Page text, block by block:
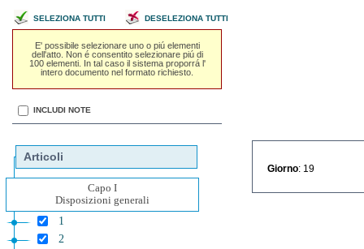
SELEZIONA TUTTI DESELEZIONA TUTTI
E' possibile selezionare uno o piú elementi
dell'atto. Non é consentito selezionare piú di
100 elementi. In tal caso il sistema proporrá l'
intero documento nel formato richiesto.
INCLUDI NOTE
Articoli
Capo I
Disposizioni generali
1
2
Giorno : 19